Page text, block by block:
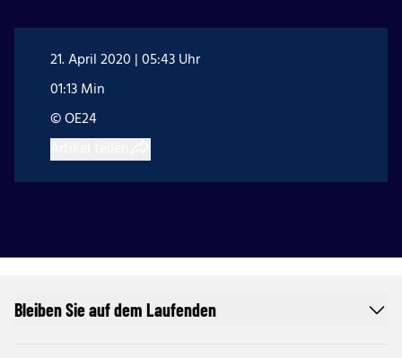
21. April 2020 | 05:43 Uhr
01:13 Min
© OE24
Bleiben Sie auf dem Laufenden